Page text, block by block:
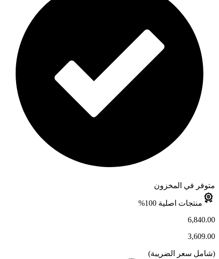
متوفر في المخزون
منتجات اصلية 100%
6,840.00
3,609.00
(شامل سعر الضريبة)